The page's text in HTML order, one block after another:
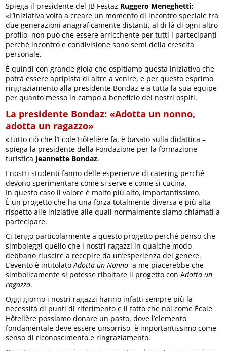
Spiega il presidente del JB Festaz Ruggero Meneghetti:
«L’iniziativa volta a creare un momento di incontro speciale tra
due generazioni anagraficamente distanti, al di là di ogni altro
profilo, non può che essere arricchente per tutti i partecipanti
perché incontro e condivisione sono semi della crescita
personale.
È quindi con grande gioia che ospitiamo questa iniziativa che
potrà essere apripista di altre a venire, e per questo esprimo
ringraziamento alla presidente Bondaz e a tutta la sua equipe
per quanto messo in campo a beneficio dei nostri ospiti.
La presidente Bondaz: «Adotta un nonno,
adotta un ragazzo»
«Tutto ciò che l’Ecole Hôtelière fa, è basato sulla didattica –
spiega la presidente della Fondazione per la formazione
turistica Jeannette Bondaz.
I nostri studenti fanno delle esperienze di catering perché
devono sperimentare come si serve e come si cucina.
In questo caso il valore è molto più alto, importantissimo.
È un progetto che ha una forza totalmente diversa e più alta
rispetto alle iniziative alle quali normalmente siamo chiamati a
partecipare.
Ci tengo particolarmente a questo progetto perché penso che
simboleggi quello che i nostri ragazzi in qualche modo
debbano riuscire a recepire da un’esperienza del genere.
L’evento è intitolatoAdotta un Nonno, a me piacerebbe che
simbolicamente si potesse ribaltare il progetto con Adotta un
ragazzo.
Oggi giorno i nostri ragazzi hanno infatti sempre più la
necessità di punti di riferimento e il fatto che noi come École
Hôtelière possiamo donare un pasto, dove l’elemento
fondamentale deve essere unsorriso, è importantissimo come
senso di riconoscimento e ringraziamento.